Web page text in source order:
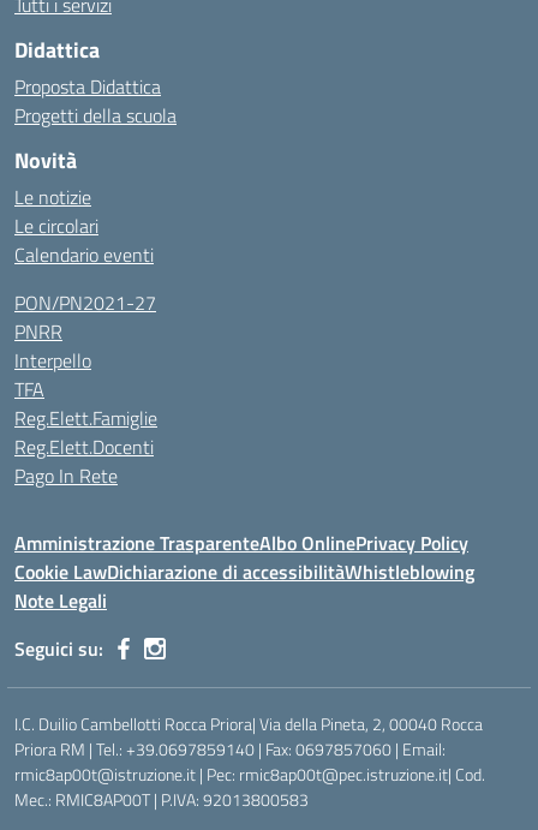
Didattica
Proposta Didattica
Progetti della scuola
Novità
Le notizie
Le circolari
Calendario eventi
PON/PN2021-27
PNRR
Interpello
TFA
Reg.Elett.Famiglie
Reg.Elett.Docenti
Pago In Rete
Amministrazione TrasparenteAlbo OnlinePrivacy Policy
Cookie LawDichiarazione di accessibilitàWhistleblowing
Note Legali
Seguici su:
I.C. Duilio Cambellotti Rocca Priora| Via della Pineta, 2, 00040 Rocca
Priora RM | Tel.: +39.0697859140 | Fax: 0697857060 | Email:
rmic8ap00t@istruzione.it | Pec: rmic8ap00t@pec.istruzione.it| Cod.
Mec.: RMIC8AP00T | P.IVA: 92013800583